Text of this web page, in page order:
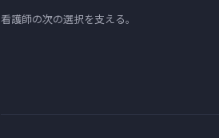
看護師の次の選択を支える。